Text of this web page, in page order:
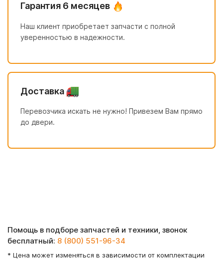
Гарантия 6 месяцев
Наш клиент приобретает запчасти с полной
уверенностью в надежности.
Доставка
Перевозчика искать не нужно! Привезем Вам прямо
до двери.
Помощь в подборе запчастей и техники, звонок
бесплатный: 8 (800) 551-96-34
* Цена может изменяться в зависимости от комплектации